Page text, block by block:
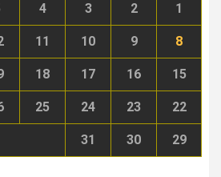
1
2
3
4
8
9
10
11
15
16
17
18
22
23
24
25
29
30
31